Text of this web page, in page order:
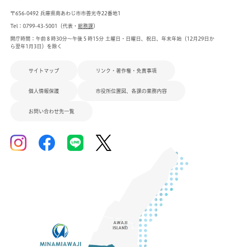
〒656-0492 兵庫県南あわじ市市善光寺22番地1
Tel：0799-43-5001（代表・ 総務課）
開庁時間：午前８時30分～午後５時15分 土曜日・日曜日、祝日、年末年始（12月29日か
ら翌年1月3日）を除く
サイトマップ リンク・著作権・免責事項
個人情報保護 市役所位置図、各課の業務内容
お問い合わせ先一覧